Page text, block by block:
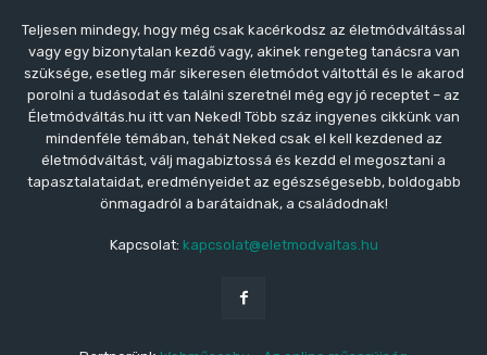
Teljesen mindegy, hogy még csak kacérkodsz az életmódváltással
vagy egy bizonytalan kezdő vagy, akinek rengeteg tanácsra van
szüksége, esetleg már sikeresen életmódot váltottál és le akarod
porolni a tudásodat és találni szeretnél még egy jó receptet – az
Életmódváltás.hu itt van Neked! Több száz ingyenes cikkünk van
mindenféle témában, tehát Neked csak el kell kezdened az
életmódváltást, válj magabiztossá és kezdd el megosztani a
tapasztalataidat, eredményeidet az egészségesebb, boldogabb
önmagadról a barátaidnak, a családodnak!
Kapcsolat: kapcsolat@eletmodvaltas.hu